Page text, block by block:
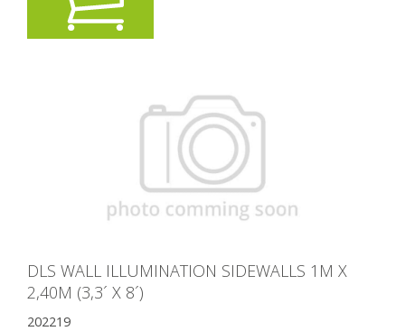
DLS WALL ILLUMINATION SIDEWALLS 1M X
2,40M (3,3´ X 8´)
202219